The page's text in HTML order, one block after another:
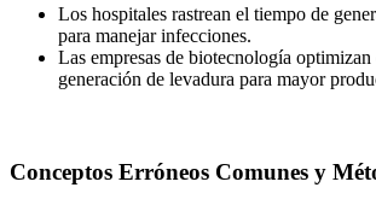
Los hospitales rastrean el tiempo de
para manejar infecciones.
Las empresas de biotecnología
generación de levadura para mayor
Conceptos Erróneos Comunes y